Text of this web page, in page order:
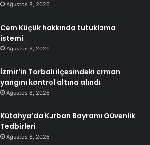
Ağustos 8, 2026
Cem Küçük hakkında tutuklama
istemi
Ağustos 8, 2026
İzmir’in Torbalı ilçesindeki orman
yangını kontrol altına alındı
Ağustos 8, 2026
Kütahya’da Kurban Bayramı Güvenlik
Tedbirleri
Ağustos 8, 2026